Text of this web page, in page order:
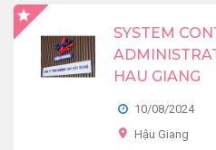
SYSTEM
HAU GIANG
10/08/2024
Hậu Giang